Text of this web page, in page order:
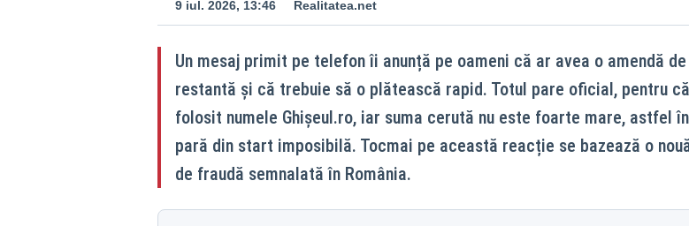
9 iul. 2026, 13:46 Realitatea.net
Un mesaj primit pe telefon îi anunță pe oameni că ar avea o amendă
restantă și că trebuie să o plătească rapid. Totul pare oficial, pentru
folosit numele Ghișeul.ro, iar suma cerută nu este foarte mare, astfel
pară din start imposibilă. Tocmai pe această reacție se bazează o
de fraudă semnalată în România.